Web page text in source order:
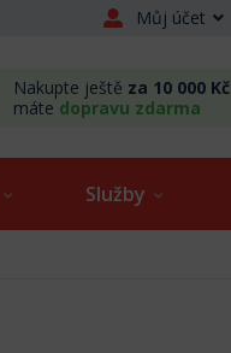
Můj účet
Nakupte ještě za 10 000 Kč
máte dopravu zdarma
Služby